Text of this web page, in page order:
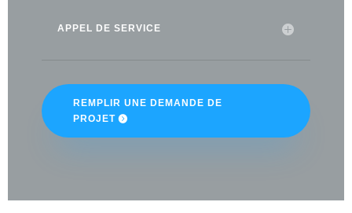
APPEL DE SERVICE
REMPLIR UNE DEMANDE DE
PROJET